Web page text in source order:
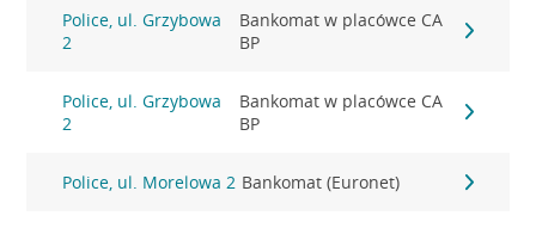
Police, ul. Grzybowa
2
Bankomat w placówce CA
BP
Police, ul. Grzybowa
2
Bankomat w placówce CA
BP
Police, ul. Morelowa 2 Bankomat (Euronet)